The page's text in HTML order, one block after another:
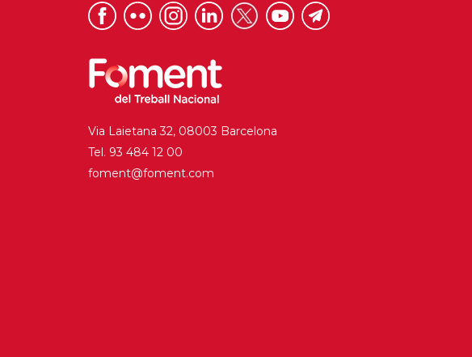
Via Laietana 32, 08003 Barcelona
Tel. 93 484 12 00
foment@foment.com